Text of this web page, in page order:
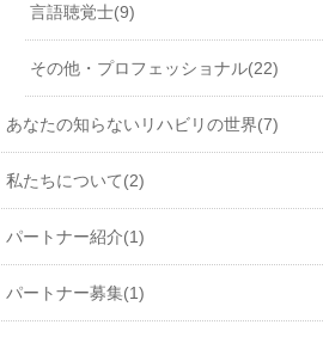
言語聴覚士 9
その他・プロフェッショナル 22
あなたの知らないリハビリの世界 7
私たちについて 2
パートナー紹介 1
パートナー募集 1